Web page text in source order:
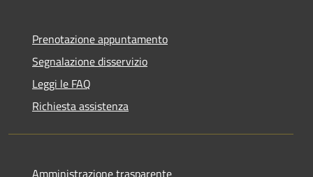
Prenotazione appuntamento
Segnalazione disservizio
Leggi le FAQ
Richiesta assistenza
Amministrazione trasparente